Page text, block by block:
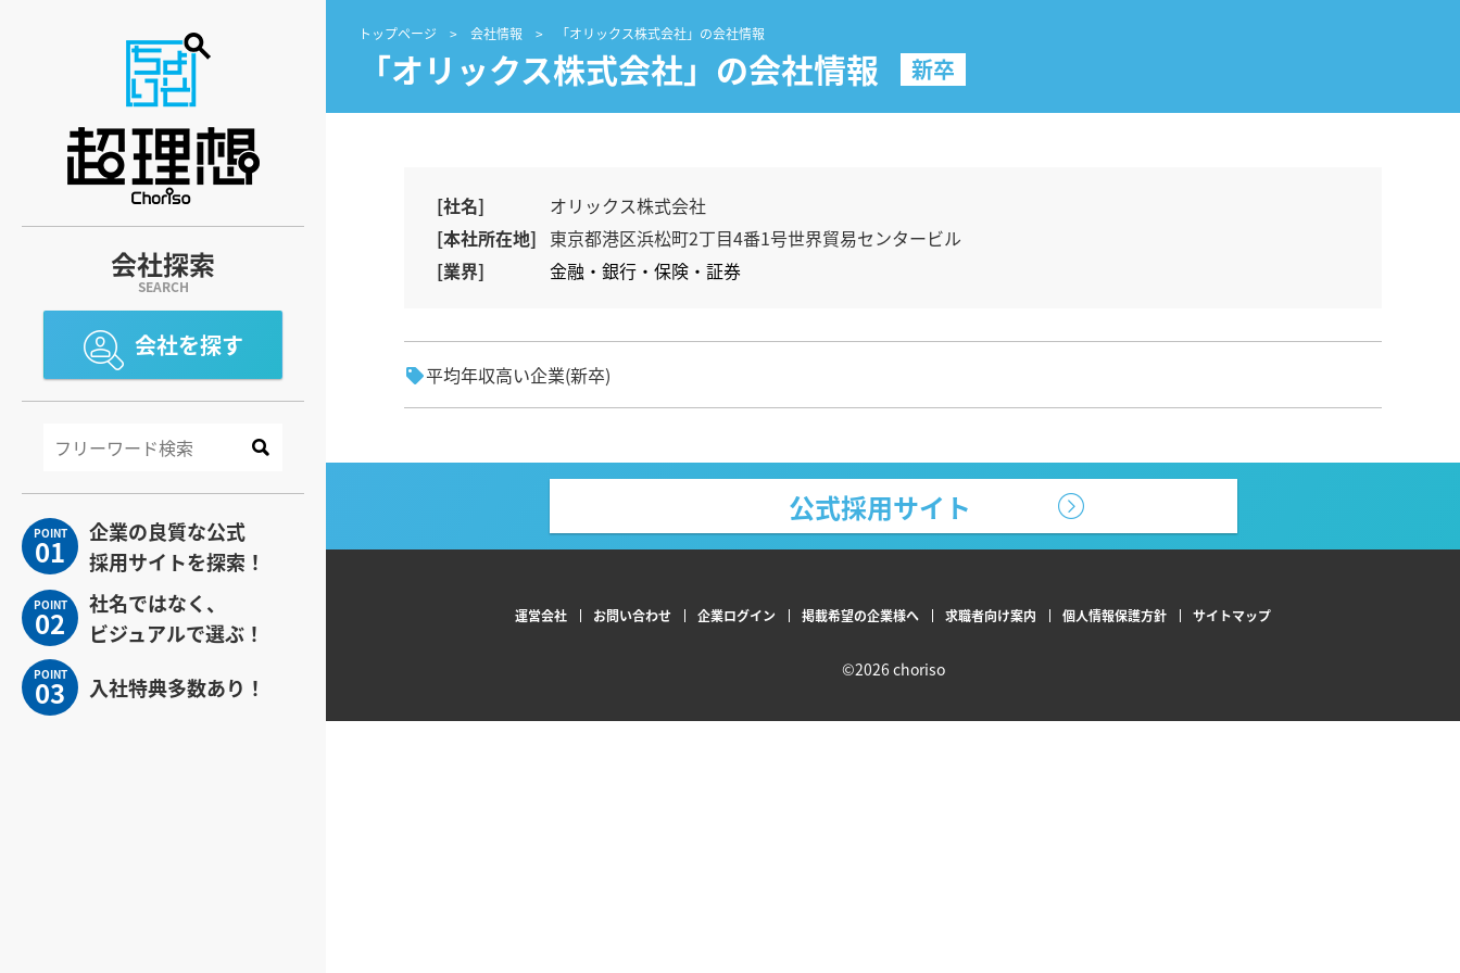
会社探索
SEARCH
会社を探す
POINT
01
企業の良質な公式
採用サイトを探索！
POINT
02
社名ではなく、
ビジュアルで選ぶ！
POINT
03 入社特典多数あり！
トップページ 会社情報 「オリックス株式会社」の会社情報
「オリックス株式会社」の会社情報 新卒
[社名]
オリックス株式会社
[本社所在地] 東京都港区浜松町2丁目4番1号世界貿易センタービル
[業界]
金融・銀行・保険・証券
平均年収高い企業(新卒)
公式採用サイト
運営会社 お問い合わせ 企業ログイン 掲載希望の企業様へ 求職者向け案内 個人情報保護方針 サイトマップ
©2026 choriso